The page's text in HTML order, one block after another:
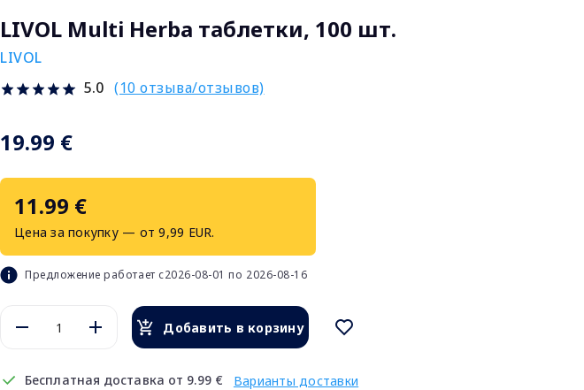
LIVOL Multi Herba таблетки, 100 шт.
LIVOL
5.0 (10 отзыва/отзывов)
19.99 €
11.99 €
Цена за покупку — от 9,99 EUR.
Предложение работает с2026-08-01 по 2026-08-16
Добавить в корзину
Бесплатная доставка от 9.99 € Варианты доставки